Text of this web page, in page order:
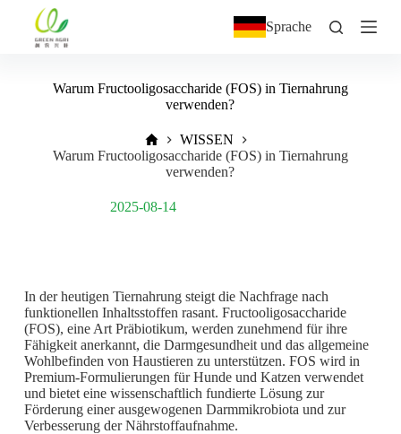
Sprache
Warum Fructooligosaccharide (FOS) in Tiernahrung
verwenden?
WISSEN
Warum Fructooligosaccharide (FOS) in Tiernahrung
verwenden?
2025-08-14
In der heutigen Tiernahrung steigt die Nachfrage nach
funktionellen Inhaltsstoffen rasant. Fructooligosaccharide
(FOS), eine Art Präbiotikum, werden zunehmend für ihre
Fähigkeit anerkannt, die Darmgesundheit und das allgemeine
Wohlbefinden von Haustieren zu unterstützen. FOS wird in
Premium-Formulierungen für Hunde und Katzen verwendet
und bietet eine wissenschaftlich fundierte Lösung zur
Förderung einer ausgewogenen Darmmikrobiota und zur
Verbesserung der Nährstoffaufnahme.